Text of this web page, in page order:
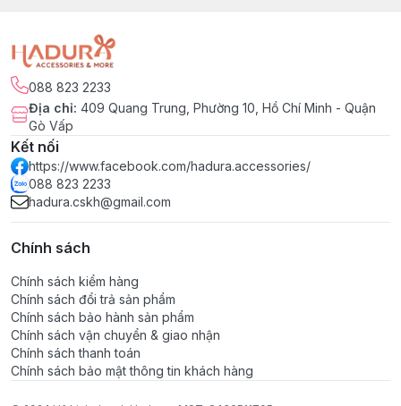
088 823 2233
Địa chỉ: 409 Quang Trung, Phường 10, Hồ Chí Minh - Quận
Gò Vấp
Kết nối
https://www.facebook.com/hadura.accessories/
088 823 2233
hadura.cskh@gmail.com
Chính sách
Chính sách kiểm hàng
Chính sách đổi trả sản phẩm
Chính sách bảo hành sản phẩm
Chính sách vận chuyển & giao nhận
Chính sách thanh toán
Chính sách bảo mật thông tin khách hàng